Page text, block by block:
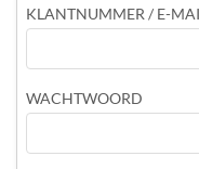
KLANTNUMMER / E-
WACHTWOORD